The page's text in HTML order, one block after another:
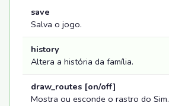
save
Salva o jogo.
history
Altera a história da família.
draw_routes [on/off]
Mostra ou esconde o rastro do Sim.